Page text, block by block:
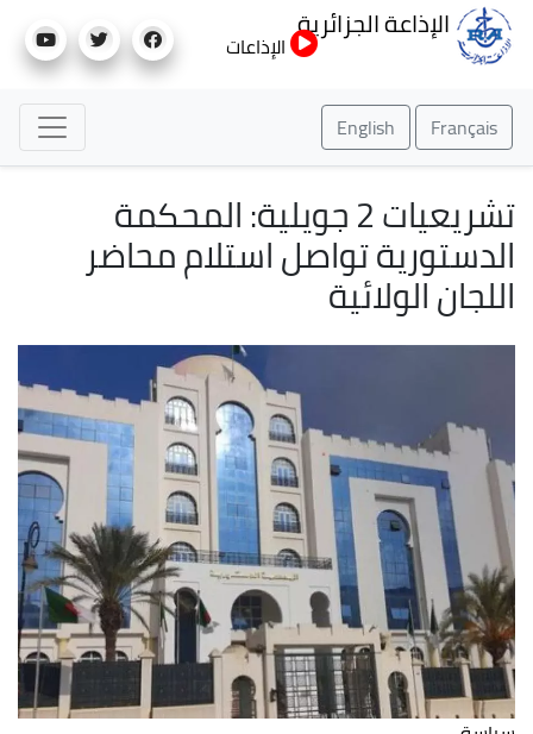
إلى
الإذاعة الجزائرية
الإذاعات
Français
English
تشريعيات 2 جويلية: المحكمة
الدستورية تواصل استلام محاضر
اللجان الولائية